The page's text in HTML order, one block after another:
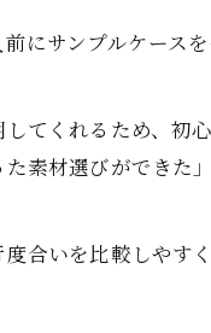
にサンプルケース
てくれるため、初
素材選びができた
合いを比較しやす